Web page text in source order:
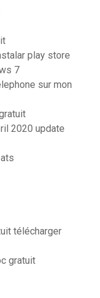
play store
7
sur mon
2020 update
télécharger
gratuit